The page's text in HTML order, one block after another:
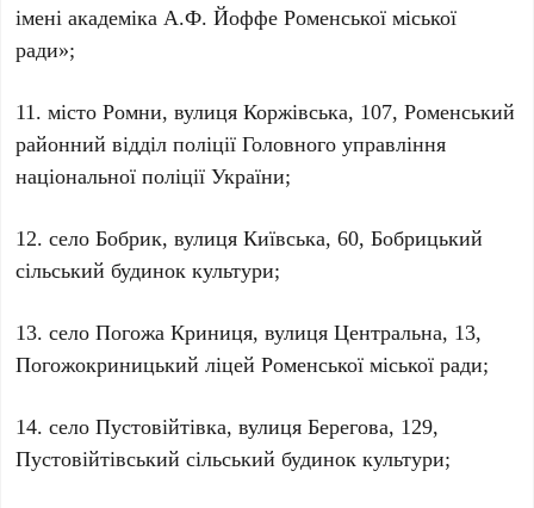
імені академіка А.Ф. Йоффе Роменської міської
ради»;
11. місто Ромни, вулиця Коржівська, 107, Роменський
районний відділ поліції Головного управління
національної поліції України;
12. село Бобрик, вулиця Київська, 60, Бобрицький
сільський будинок культури;
13. село Погожа Криниця, вулиця Центральна, 13,
Погожокриницький ліцей Роменської міської ради;
14. село Пустовійтівка, вулиця Берегова, 129,
Пустовійтівський сільський будинок культури;